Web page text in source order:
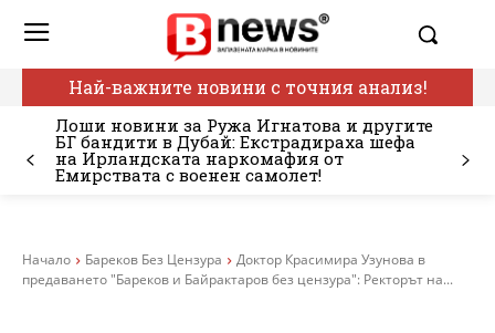
Най-важните новини с точния анализ!
Лоши новини за Ружа Игнатова и другите
БГ бандити в Дубай: Екстрадираха шефа
на Ирландската наркомафия от
Емирствата с военен самолет!
Начало Бареков Без Цензура
Доктор Красимира Узунова в
предаването "Бареков и Байрактаров без цензура": Ректорът на...